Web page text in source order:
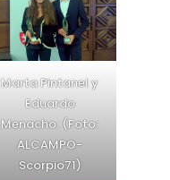
Marta Pintanel y
Eduardo
Menacho. (Foto:
ALCAMPO-
Scorpio71)